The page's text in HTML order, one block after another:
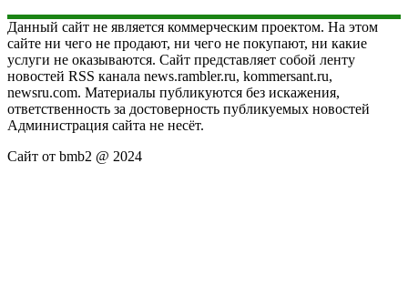
Данный сайт не является коммерческим проектом. На этом
сайте ни чего не продают, ни чего не покупают, ни какие
услуги не оказываются. Сайт представляет собой ленту
новостей RSS канала news.rambler.ru, kommersant.ru,
newsru.com. Материалы публикуются без искажения,
ответственность за достоверность публикуемых новостей
Администрация сайта не несёт.
Сайт от bmb2 @ 2024